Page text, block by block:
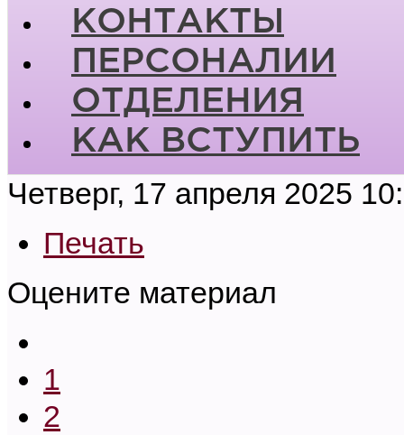
КОНТАКТЫ
ПЕРСОНАЛИИ
ОТДЕЛЕНИЯ
КАК ВСТУПИТЬ
Четверг, 17 апреля 2025
Печать
Оцените материал
1
2